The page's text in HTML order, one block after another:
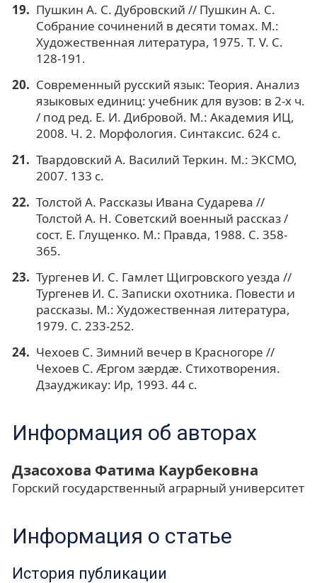
Пушкин А. С. Дубровский // Пушкин А. С.
Собрание сочинений в десяти томах. М.:
Художественная литература, 1975. Т. V. С.
128-191.
Современный русский язык: Теория. Анализ
языковых единиц: учебник для вузов: в 2-х ч.
/ под ред. Е. И. Дибровой. М.: Академия ИЦ,
2008. Ч. 2. Морфология. Синтаксис. 624 с.
Твардовский А. Василий Теркин. М.: ЭКСМО,
2007. 133 с.
Толстой А. Рассказы Ивана Сударева //
Толстой А. Н. Советский военный рассказ /
сост. Е. Глущенко. М.: Правда, 1988. С. 358-
365.
Тургенев И. С. Гамлет Щигровского уезда //
Тургенев И. С. Записки охотника. Повести и
рассказы. М.: Художественная литература,
1979. С. 233-252.
Чехоев С. Зимний вечер в Красногоре //
Чехоев С. Æргом зæрдæ. Стихотворения.
Дзауджикау: Ир, 1993. 44 с.
Информация об авторах
Дзасохова Фатима Каурбековна
Горский государственный аграрный университет
Информация о статье
История публикации